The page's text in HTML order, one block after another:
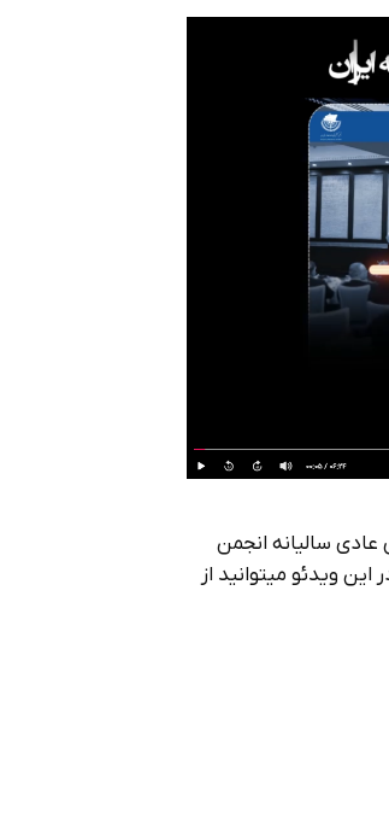
سالیانه انجمن
ماه 1403 برگزار گردید که در این ویدئو میتوانید از